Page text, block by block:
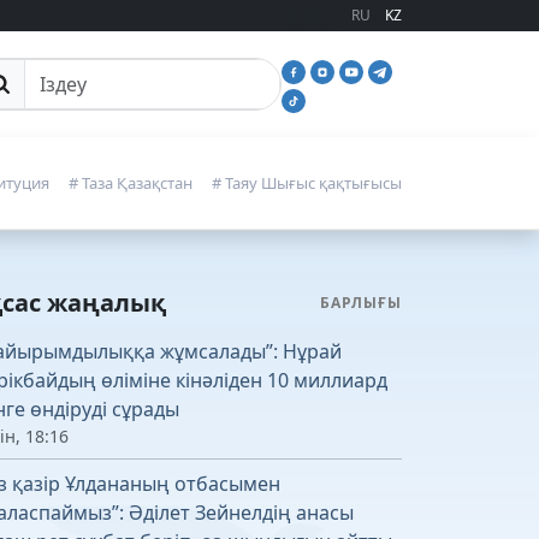
RU KZ
іздеу
# Таза Қазақстан # Таяу Шығыс қақтығысы
жаңалық БАРЛЫҒЫ
жұмсалады”: Нұрай
өліміне кінәліден 10 миллиард
өндіруді сұрады
18:16
қазір Ұлдананың отбасымен
Әділет Зейнелдің анасы